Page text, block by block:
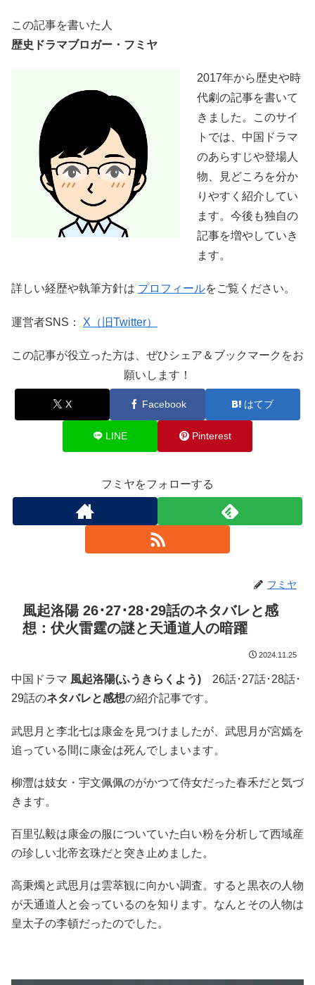
この記事を書いた人
歴史ドラマブロガー・フミヤ
2017年から歴史や時
代劇の記事を書いて
きました。このサイ
トでは、中国ドラマ
のあらすじや登場人
物、見どころを分か
りやすく紹介してい
ます。今後も独自の
記事を増やしていき
ます。
詳しい経歴や執筆方針は プロフィールをご覧ください。
運営者SNS： X（旧Twitter）
この記事が役立った方は、ぜひシェア＆ブックマークをお
願いします！
X Facebook はてブ
LINE Pinterest
フミヤをフォローする
フミヤ
風起洛陽 26･27･28･29話のネタバレと感
想：伏火雷霆の謎と天通道人の暗躍
2024.11.25
中国ドラマ 風起洛陽(ふうきらくよう) 26話･27話･28話･
29話のネタバレと感想の紹介記事です。
武思月と李北七は康金を見つけましたが、武思月が宮嫣を
追っている間に康金は死んでしまいます。
柳灃は妓女・宇文佩佩のがかつて侍女だった春禾だと気づ
きます。
百里弘毅は康金の服についていた白い粉を分析して西域産
の珍しい北帝玄珠だと突き止めました。
高秉燭と武思月は雲萃観に向かい調査。すると黒衣の人物
が天通道人と会っているのを知ります。なんとその人物は
皇太子の李頓だったのでした。